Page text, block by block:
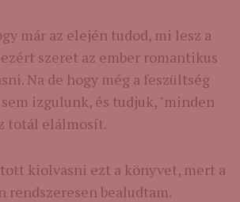
már az elején tudod, mi lesz a
szeret az ember romantikus
Na de hogy még a feszültség
izgulunk, és tudjuk, "minden
totál elálmosít.
kiolvasni ezt a könyvet, mert a
rendszeresen bealudtam.